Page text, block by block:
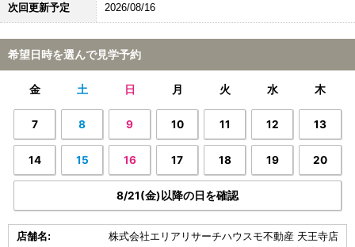
次回更新予定 2026/08/16
希望日時を選んで見学予約
金 土 日 月 火 水 木
7 8 9 10 11 12 13
14 15 16 17 18 19 20
8/21(金)以降の日を確認
店舗名: 株式会社エリアリサーチハウスモ不動産 天王寺店